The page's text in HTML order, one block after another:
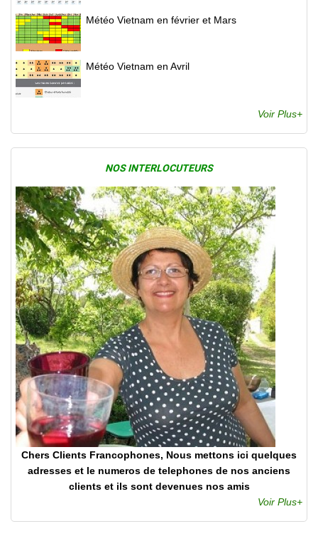
Météo Vietnam en février et Mars
Météo Vietnam en Avril
Voir Plus+
NOS INTERLOCUTEURS
Chers Clients Francophones, Nous mettons ici quelques
adresses et le numeros de telephones de nos anciens
clients et ils sont devenues nos amis
Voir Plus+